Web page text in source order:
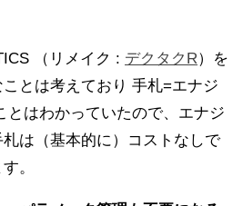
（リメイク : デクタクR）を
とは考えており 手札=エナジ
とはわかっていたので、エナジ
は（基本的に）コストなしで
。